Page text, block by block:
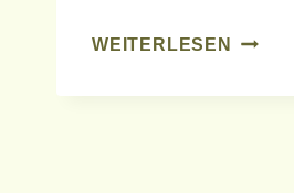
WEITERLESEN
WAS
VIDEO